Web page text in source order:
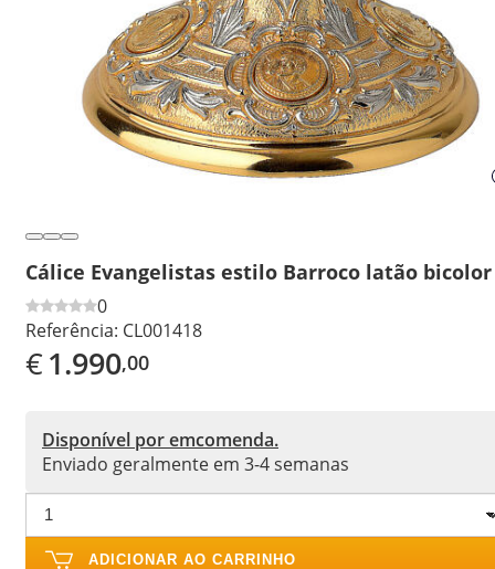
Cálice Evangelistas estilo Barroco latão bicolor
0
Referência: CL001418
€1.990,00
Disponível por emcomenda.
Enviado geralmente em 3-4 semanas
ADICIONAR AO CARRINHO